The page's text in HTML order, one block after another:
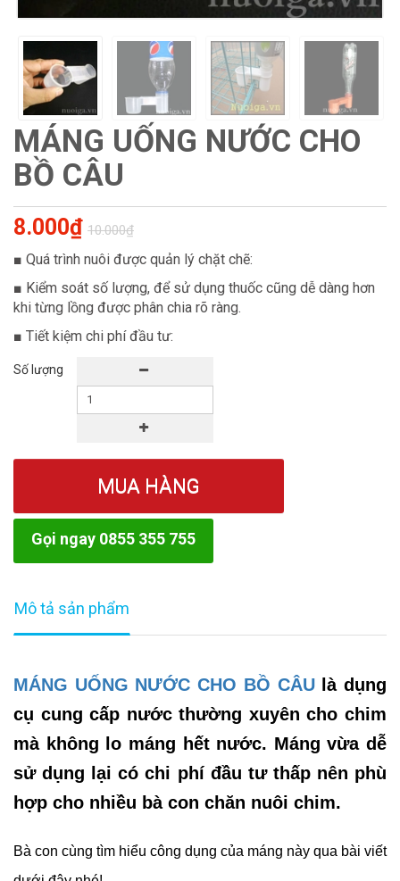
MÁNG UỐNG NƯỚC CHO
BỒ CÂU
8.000₫ 10.000₫
■ Quá trình nuôi được quản lý chặt chẽ:
■ Kiểm soát số lượng, để sử dụng thuốc cũng dễ dàng hơn
khi từng lồng được phân chia rõ ràng.
■ Tiết kiệm chi phí đầu tư:
Số lượng
MUA HÀNG
Gọi ngay 0855 355 755
Mô tả sản phẩm
MÁNG UỐNG NƯỚC CHO BỒ CÂU
là dụng
cụ cung cấp nước thường xuyên cho chim
mà không lo máng hết nước. Máng vừa dễ
sử dụng lại có chi phí đầu tư thấp nên phù
hợp cho nhiều bà con chăn nuôi chim.
Bà con cùng tìm hiểu công dụng của máng này qua bài viết